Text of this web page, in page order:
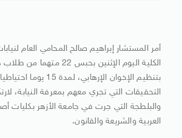
أمر المستشار إبراهيم صالح المحامي العام
الكلية اليوم الإثنين بحبس
بتنظيم الإخوان الإرهابي، لمدة
التحقيقات التي تجري معهم بمعرفة النيابة،
والبلطجة التي جرت في جامعة الأزهر بكليات
العربية والشريعة والقانون.